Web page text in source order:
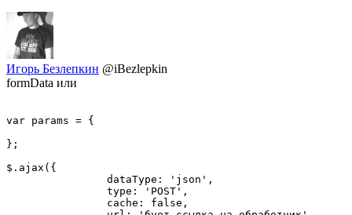
Игорь Безлепкин @iBezlepkin
formData или
var params = {
};
$.ajax({
                dataType: 'json',
                type: 'POST',
                cache: false,